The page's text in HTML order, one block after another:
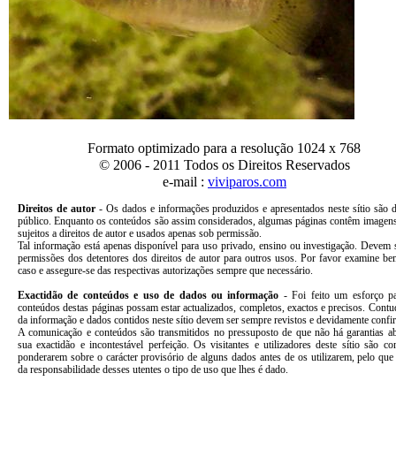
Formato optimizado para a resolução 1024 x 768
© 2006 - 2011 Todos os Direitos Reservados
e-mail : viviparos.com
Direitos de autor- Os dados e informações produzidos e apresentados neste sítio são
público. Enquanto os conteúdos são assim considerados, algumas páginas contêm
sujeitos a direitos de autor e usados apenas sob permissão.
Tal informação está apenas disponível para uso privado, ensino ou investigação. Devem
permissões dos detentores dos direitos de autor para outros usos. Por favor examine
caso e assegure-se das respectivas autorizações sempre que necessário.
Exactidão de conteúdos e uso de dados ou informação -Foi feito um esforço
conteúdos destas páginas possam estar actualizados, completos, exactos e precisos.
da informação e dados contidos neste sítio devem ser sempre revistos e devidamente
A comunicação e conteúdos são transmitidos no pressuposto de que não há garantias
sua exactidão e incontestável perfeição. Os visitantes e utilizadores deste sítio são
ponderarem sobre o carácter provisório de alguns dados antes de os utilizarem, pelo que
da responsabilidade desses utentes o tipo de uso que lhes é dado.